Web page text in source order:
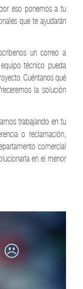
eso ponemos a tu
que te ayudarán
un correo a
técnico pueda
Cuéntanos qué
la solución
trabajando en tu
o reclamación,
comercial
en el menor